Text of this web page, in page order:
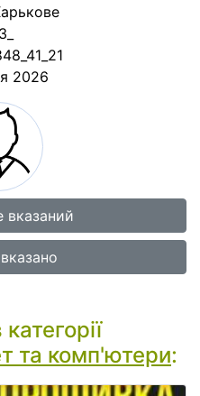
2026
вказаний
та комп'ютери: